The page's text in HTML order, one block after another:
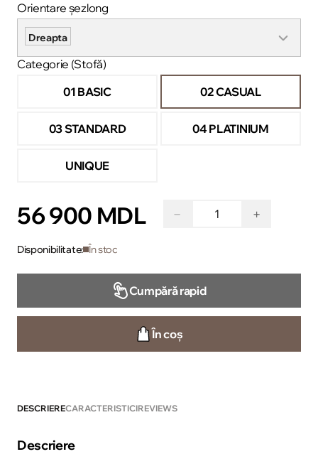
Orientare șezlong
Dreapta
Categorie (Stofă)
01 BASIC
02 CASUAL
03 STANDARD 04 PLATINIUM
UNIQUE
56 900 MDL − +
Disponibilitate: În stoc
Cumpără rapid
În coș
DESCRIERECARACTERISTICIREVIEWS
Descriere